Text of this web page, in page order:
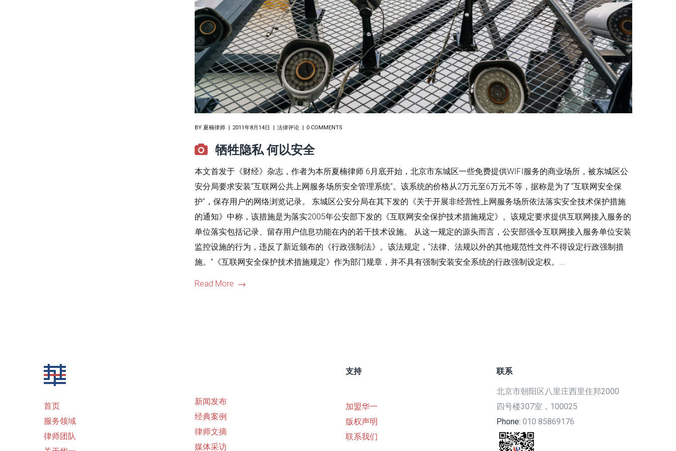
BY 夏楠律师 2011年8月14日 法律评论 0 COMMENTS
牺牲隐私 何以安全
本文首发于《财经》杂志，作者为本所夏楠律师 6月底开始，北京市东城区一些免费提供WIFI服务的商业场所，被东城区公
安分局要求安装“互联网公共上网服务场所安全管理系统”。该系统的价格从2万元至6万元不等，据称是为了“互联网安全保
护”，保存用户的网络浏览记录。 东城区公安分局在其下发的《关于开展非经营性上网服务场所依法落实安全技术保护措施
的通知》中称，该措施是为落实2005年公安部下发的《互联网安全保护技术措施规定》。该规定要求提供互联网接入服务的
单位落实包括记录、留存用户信息功能在内的若干技术设施。 从这一规定的源头而言，公安部强令互联网接入服务单位安装
监控设施的行为，违反了新近颁布的《行政强制法》。该法规定，“法律、法规以外的其他规范性文件不得设定行政强制措
施。”《互联网安全保护技术措施规定》作为部门规章，并不具有强制安装安全系统的行政强制设定权。...
Read More
首页
服务领域
律师团队
新闻发布
经典案例
律师文摘
媒体采访
支持
加盟华一
版权声明
联系我们
联系
北京市朝阳区八里庄西里住邦2000
四号楼307室，100025
Phone: 010 85869176